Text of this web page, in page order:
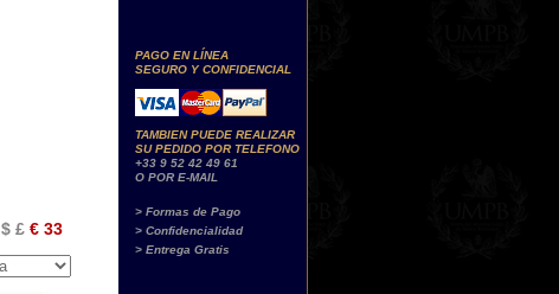
$ £ € 33
PAGO EN LÍNEA
SEGURO Y CONFIDENCIAL
TAMBIEN PUEDE REALIZAR
SU PEDIDO POR TELEFONO
+33 9 52 42 49 61
O POR E-MAIL
> Formas de Pago
> Confidencialidad
> Entrega Gratis